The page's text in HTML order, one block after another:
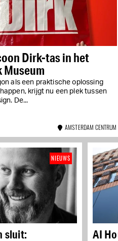
Dirk-tas in het
als een praktische oplossing
krijgt nu een plek tussen
De...
AMSTERDAM CENTRUM
sluit:
NIEUWS
AI